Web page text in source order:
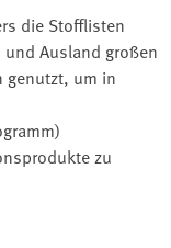
die Stofflisten
Ausland großen
genutzt, um in
zu